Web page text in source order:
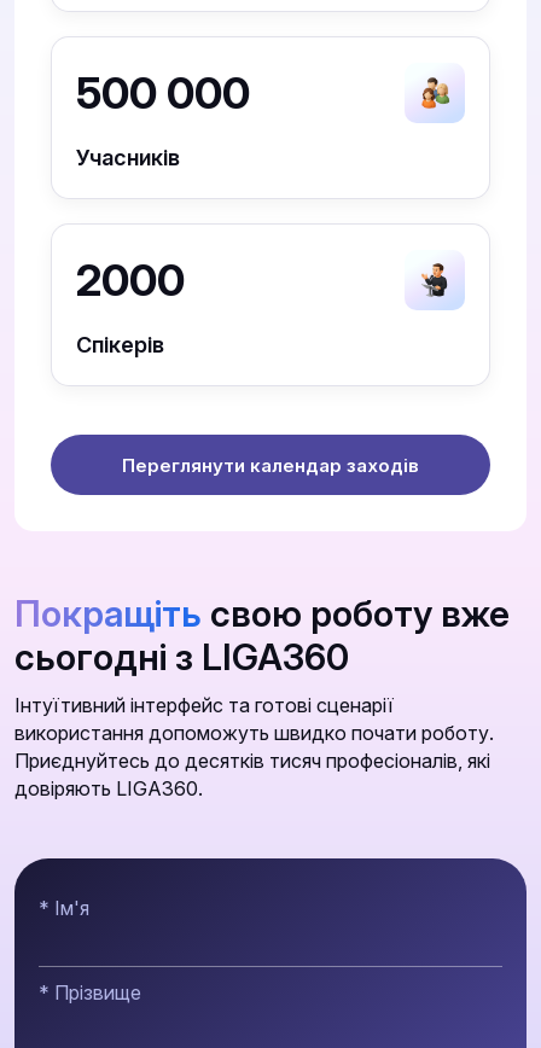
500 000
Учасників
2000
Спікерів
Переглянути календар заходів
Покращіть свою роботу вже
сьогодні з LIGA360
Інтуїтивний інтерфейс та готові сценарії
використання допоможуть швидко почати роботу.
Приєднуйтесь до десятків тисяч професіоналів, які
довіряють LIGA360.
* Ім'я
* Прізвище